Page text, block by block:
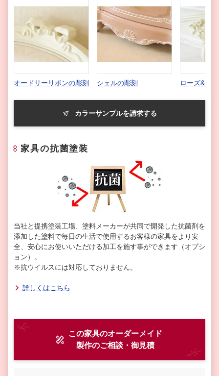
オードリーリボンの彫刻 シェルの彫刻 ローズ&リ
カラーサンプルを請求する
家具の抗菌塗装
当社と提携塗装工場、塗料メーカーが共同で開発した抗菌剤を
添加した塗料で毎日の生活で使用するお客様の家具をより安
全、安心にお使いいただける加工を施す事ができます（オプシ
ョン）。
※抗ウイルスには対応しておりません。
詳しくはこちら
この家具のオーダーメイド
製作のご相談・御見積